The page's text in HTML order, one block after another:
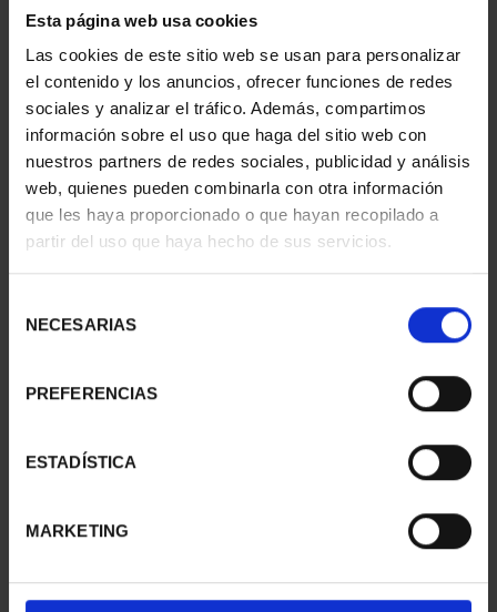
Esta página web usa cookies
Las cookies de este sitio web se usan para personalizar
el contenido y los anuncios, ofrecer funciones de redes
sociales y analizar el tráfico. Además, compartimos
información sobre el uso que haga del sitio web con
nuestros partners de redes sociales, publicidad y análisis
web, quienes pueden combinarla con otra información
que les haya proporcionado o que hayan recopilado a
partir del uso que haya hecho de sus servicios.
NECESARIAS
PREFERENCIAS
ESTADÍSTICA
MARKETING
SUSCRIPCIÓN
CAPITALES DE
PROVINCIA 1
949,00 €
Sólo para usuarios
registrados
SUSCRIPCIÓN
CAPITALES DE
PROVINCIA 2
949,00 €
Sólo para usuarios
registrados
PROVINCIA 3
Sólo para usuarios
SUSCRIPCIÓN
CAPITALES DE
PROVINCIA 4
Sólo para usuarios